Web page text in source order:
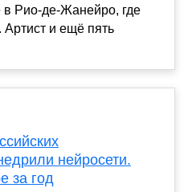
в Рио-де-Жанейро, где
Артист и ещё пять
нейросети.
за год